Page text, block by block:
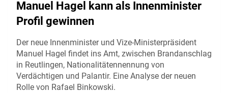
Manuel Hagel kann als Innenminister
Profil gewinnen
Der neue Innenminister und Vize-Ministerpräsident
Manuel Hagel findet ins Amt, zwischen Brandanschlag
in Reutlingen, Nationalitätennennung von
Verdächtigen und Palantir. Eine Analyse der neuen
Rolle von Rafael Binkowski.